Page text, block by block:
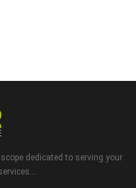
dedicated to serving your